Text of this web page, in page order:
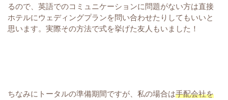
るので、英語でのコミュニケーションに問題がない方は直接
ホテルにウェディングプランを問い合わせたりしてもいいと
思います。実際その方法で式を挙げた友人もいました！
ちなみにトータルの準備期間ですが、私の場合は手配会社を